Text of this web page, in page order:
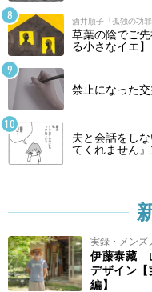
酒井順子「孤独の功罪
草葉の陰でご
る小さなイエ】
禁止になった
夫と会話をし
てくれません
実録・メン
伊藤泰藏
デザイン【
編】